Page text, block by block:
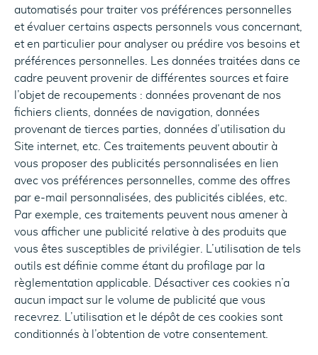
automatisés pour traiter vos préférences personnelles
et évaluer certains aspects personnels vous concernant,
et en particulier pour analyser ou prédire vos besoins et
préférences personnelles. Les données traitées dans ce
cadre peuvent provenir de différentes sources et faire
l’objet de recoupements : données provenant de nos
fichiers clients, données de navigation, données
provenant de tierces parties, données d’utilisation du
Site internet, etc. Ces traitements peuvent aboutir à
vous proposer des publicités personnalisées en lien
avec vos préférences personnelles, comme des offres
par e-mail personnalisées, des publicités ciblées, etc.
Par exemple, ces traitements peuvent nous amener à
vous afficher une publicité relative à des produits que
vous êtes susceptibles de privilégier. L’utilisation de tels
outils est définie comme étant du profilage par la
règlementation applicable. Désactiver ces cookies n’a
aucun impact sur le volume de publicité que vous
recevrez. L’utilisation et le dépôt de ces cookies sont
conditionnés à l’obtention de votre consentement.